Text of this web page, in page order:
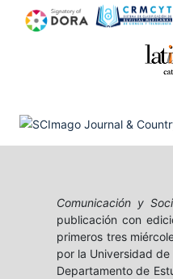
Comunicación y
publicación con
primeros tres
por la Universidad
Departamento de